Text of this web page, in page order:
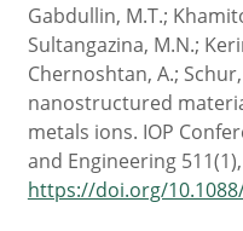
Gabdullin, M.T.;
Sultangazina, M.N.;
Chernoshtan, A.;
nanostructured
metals ions. IOP
and Engineering
https://doi.org/